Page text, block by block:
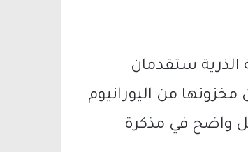
الذرية ستقدمان
من اليورانيوم
واضح في مذكرة